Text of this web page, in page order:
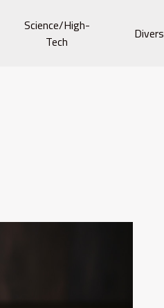
Science/High-
Tech
Divers